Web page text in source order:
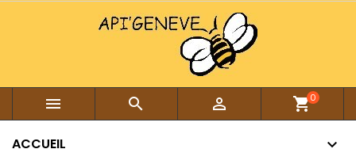
   shopping_cart0
ACCUEIL